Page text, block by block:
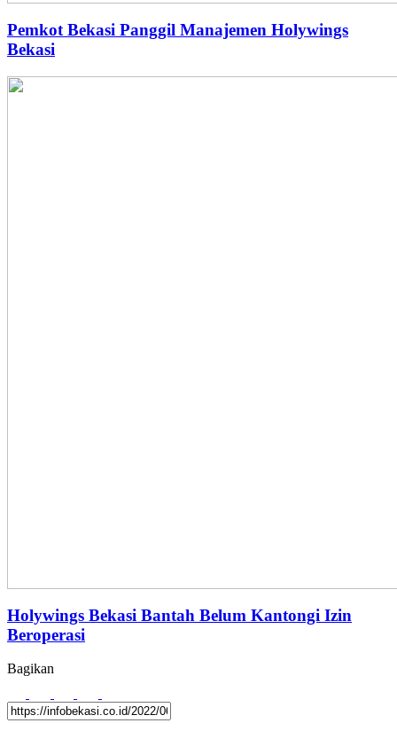
Pemkot Bekasi Panggil Manajemen Holywings
Bekasi
Holywings Bekasi Bantah Belum Kantongi Izin
Beroperasi
Bagikan